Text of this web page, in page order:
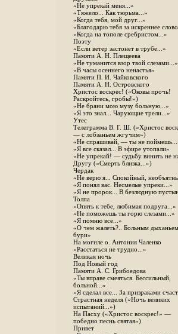
«Не упрекай меня...»
«Тяжело... Как тюрьма...»
«Когда тебя, мой друг...»
«Благодарю тебя за искреннее
«Когда на тополе сребристом...»
Поэту
«Если ветер застонет в трубе...»
Памяти А. Н. Плещеева
«Не туманится взор твой слезами...»
«В часы осеннего ненастья»
Памяти П. И. Чайковского
Памяти А. Н. Островского
Христос воскрес! («Оковы прочь!
Раскройтесь, гробы!»)
«Не брани мою музу больную...»
«Я это знал... Чарующие трели...»
Утес
Телеграмма В. Г. Ш. («Христос
— с лобзаньем жгучим»)
«Не спрашивай, — ты не
«Я все сказал... В эфире утопали»
«Не упрекай! — судьбу винить не
Другу («Смерть близка...»)
Чердак
«Не верю я... Спокойный,
«Я понял вас. Несмелые упреки...»
«Я не пророк... В безлюдную
Толпа
«Опять к тебе, любимая подруга...»
«Не поможешь ты горю слезами...»
«Я помню все...»
«О чем жалеть?.. Больным дыханьем
бури»
На могиле о. Антония Чаленко
«Расстаться не трудно...»
Великая ночь
Под Новый год
Памяти А. С. Грибоедова
«Ты вправе смеяться. Бессильный,
больной...»
«Я сделал все... За призраками
Страстная неделя («Ночь великих
испытаний...»)
На Пасху («Христос воскрес!» —
победно песнь святая»)
Привет